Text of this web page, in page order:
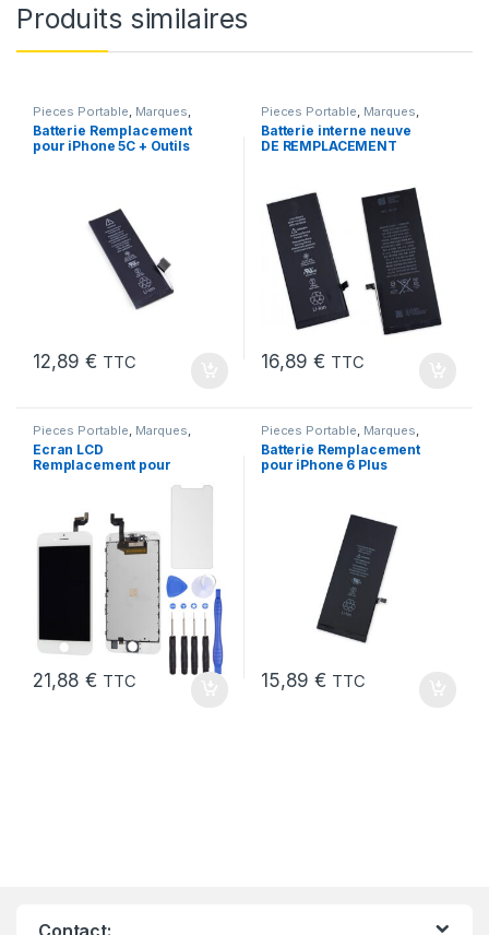
Produits similaires
Pieces Portable Marques
Apple iPhone 5C Batteries et
chargeurs,Batteries Apple
Batterie Remplacement
pour iPhone 5C + Outils
12,89€ TTC
Pieces Portable Marques
Apple iPhone 6s Batteries et
chargeurs,Batteries,Batteries
Apple
Batterie interne neuve
DE REMPLACEMENT
16,89€ TTC
Pieces Portable Marques
Apple iPhone 6s
Ecran LCD
Remplacement pour
21,88€ TTC
Pieces Portable Marques
iPhone 6 Plus Batteries et
chargeurs,Batteries Apple
Batterie Remplacement
pour iPhone 6 Plus
15,89€ TTC